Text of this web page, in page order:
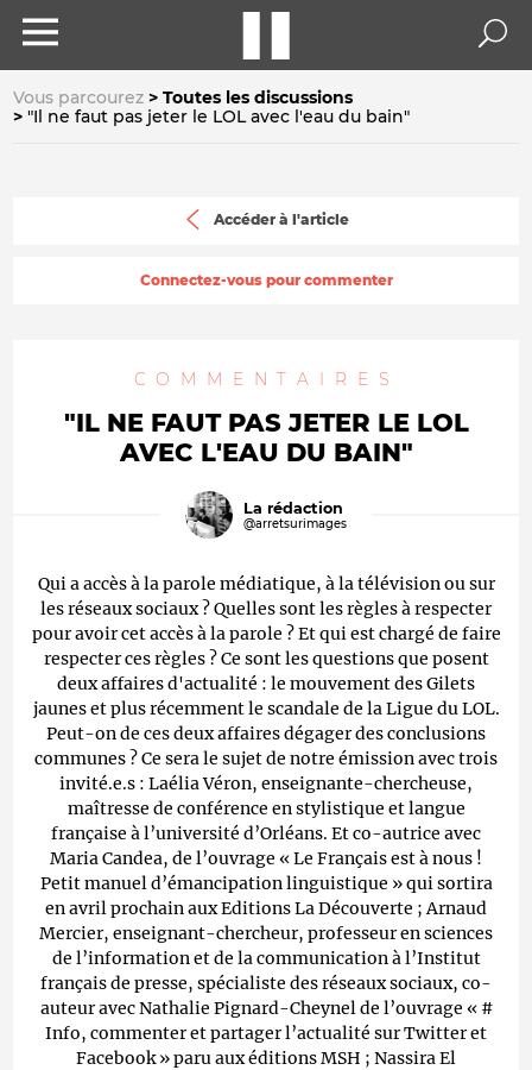
Vous parcourez
Toutes les discussions
"Il ne faut pas jeter le LOL avec l'eau du bain"
Accéder à l'article
Connectez-vous pour commenter
COMMENTAIRES
"IL NE FAUT PAS JETER LE LOL
AVEC L'EAU DU BAIN"
La rédaction
@arretsurimages
Qui a accès à la parole médiatique, à la télévision ou sur
les réseaux sociaux ? Quelles sont les règles à respecter
pour avoir cet accès à la parole ? Et qui est chargé de faire
respecter ces règles ? Ce sont les questions que posent
deux affaires d'actualité : le mouvement des Gilets
jaunes et plus récemment le scandale de la Ligue du LOL.
Peut-on de ces deux affaires dégager des conclusions
communes ? Ce sera le sujet de notre émission avec trois
invité.e.s : Laélia Véron, enseignante-chercheuse,
maîtresse de conférence en stylistique et langue
française à l’université d’Orléans. Et co-autrice avec
Maria Candea, de l’ouvrage « Le Français est à nous !
Petit manuel d’émancipation linguistique » qui sortira
en avril prochain aux Editions La Découverte ; Arnaud
Mercier, enseignant-chercheur, professeur en sciences
de l’information et de la communication à l’Institut
français de presse, spécialiste des réseaux sociaux, co-
auteur avec Nathalie Pignard-Cheynel de l’ouvrage « #
Info, commenter et partager l’actualité sur Twitter et
Facebook » paru aux éditions MSH ; Nassira El